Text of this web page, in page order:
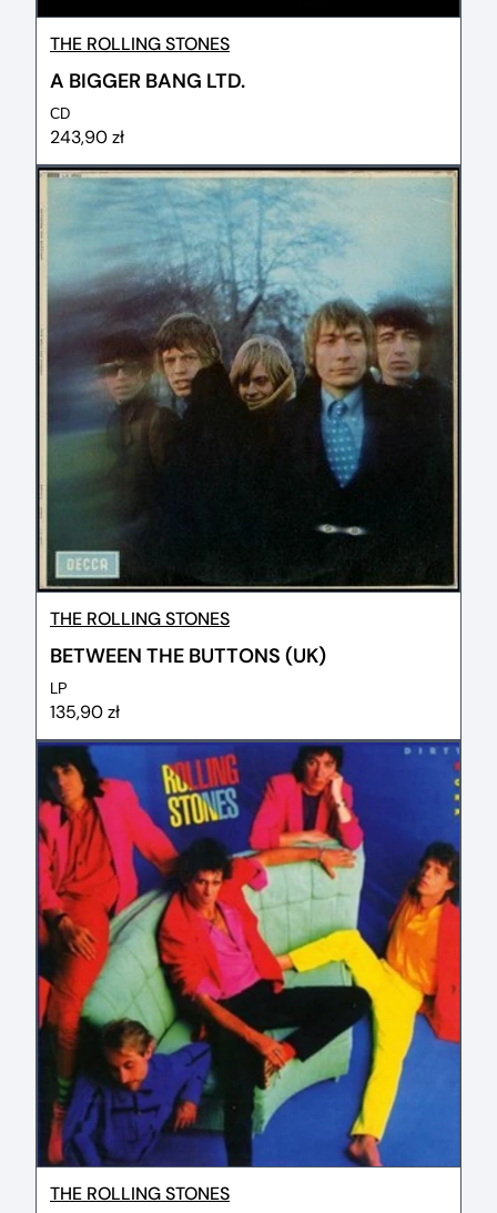
THE ROLLING STONES
A BIGGER BANG LTD.
CD
243,90 zł
THE ROLLING STONES
BETWEEN THE BUTTONS (UK)
LP
135,90 zł
THE ROLLING STONES